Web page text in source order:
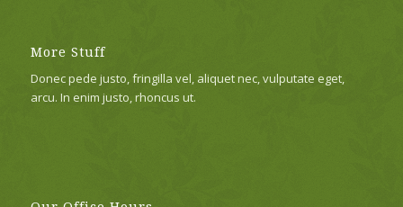
More Stuff
Donec pede justo, fringilla vel, aliquet nec, vulputate eget,
arcu. In enim justo, rhoncus ut.